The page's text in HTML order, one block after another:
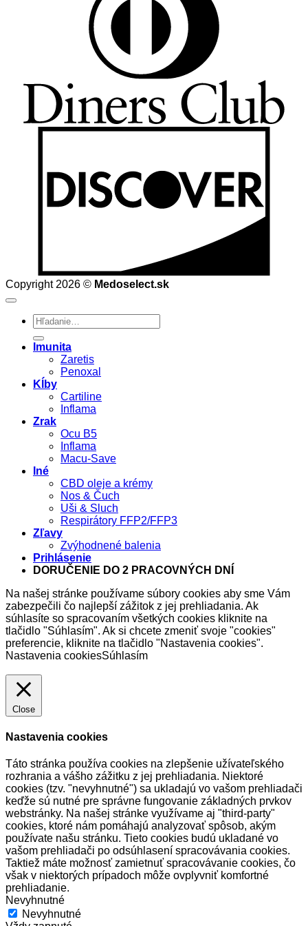
Copyright 2026 © Medoselect.sk
Hľadať:
Imunita
Zaretis
Penoxal
Kĺby
Cartiline
Inflama
Zrak
Ocu B5
Inflama
Macu-Save
Iné
CBD oleje a krémy
Nos & Čuch
Uši & Sluch
Respirátory FFP2/FFP3
Zľavy
Zvýhodnené balenia
Prihlásenie
DORUČENIE DO 2 PRACOVNÝCH DNÍ
Na našej stránke používame súbory cookies aby sme Vám
zabezpečili čo najlepší zážitok z jej prehliadania. Ak
súhlasíte so spracovaním všetkých cookies kliknite na
tlačidlo "Súhlasím". Ak si chcete zmeniť svoje "cookies"
preferencie, kliknite na tlačidlo "Nastavenia cookies".
Nastavenia cookiesSúhlasím
Close
Nastavenia cookies
Táto stránka používa cookies na zlepšenie užívateľského
rozhrania a vášho zážitku z jej prehliadania. Niektoré
cookies (tzv. "nevyhnutné") sa ukladajú vo vašom prehliadači
keďže sú nutné pre správne fungovanie základných prvkov
webstránky. Na našej stránke využívame aj "third-party"
cookies, ktoré nám pomáhajú analyzovať spôsob, akým
používate našu stránku. Tieto cookies budú ukladané vo
vašom prehliadači po odsúhlasení spracovávania cookies.
Taktiež máte možnosť zamietnuť spracovávanie cookies, čo
však v niektorých prípadoch môže ovplyvniť komfortné
prehliadanie.
Nevyhnutné
Nevyhnutné